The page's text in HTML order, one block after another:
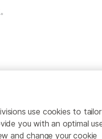
use cookies to tailor
you with an optimal
and change your cookie